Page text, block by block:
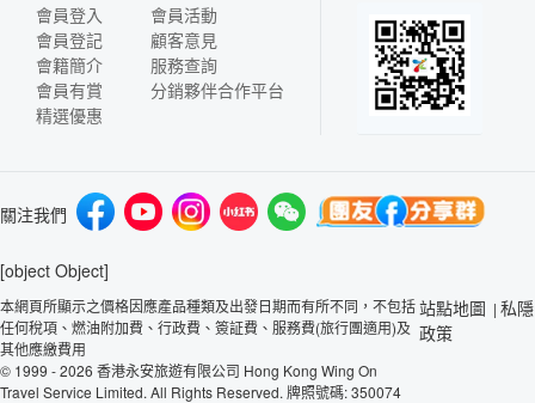
會員登入
會員登記
會籍簡介
會員有賞
精選優惠
會員活動
顧客意見
服務查詢
分銷夥伴合作平台
關注我們
[object Object]
本網頁所顯示之價格因應產品種類及出發日期而有所不同，不包括
任何稅項、燃油附加費、行政費、簽証費、服務費(旅行團適用)及
其他應繳費用
© 1999 - 2026 香港永安旅遊有限公司 Hong Kong Wing On
Travel Service Limited. All Rights Reserved. 牌照號碼: 350074
站點地圖 | 私隱
政策